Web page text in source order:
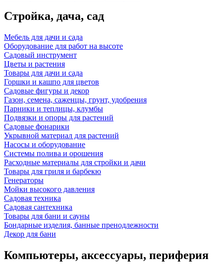
Стройка, дача, сад
Мебель для дачи и сада
Оборудование для работ на высоте
Садовый инструмент
Цветы и растения
Товары для дачи и сада
Горшки и кашпо для цветов
Садовые фигуры и декор
Газон, семена, саженцы, грунт, удобрения
Парники и теплицы, клумбы
Подвязки и опоры для растений
Садовые фонарики
Укрывной материал для растений
Насосы и оборудование
Системы полива и орошения
Расходные материалы для стройки и дачи
Товары для гриля и барбекю
Генераторы
Мойки высокого давления
Садовая техника
Садовая сантехника
Товары для бани и сауны
Бондарные изделия, банные пренодлежности
Декор для бани
Компьютеры, аксессуары, периферия